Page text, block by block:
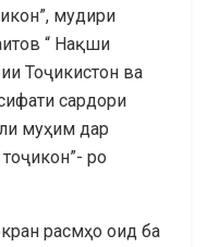
мудири
“ Нақши
Тоҷикистон ва
сардори
муҳим дар
ро
расмҳо оид ба